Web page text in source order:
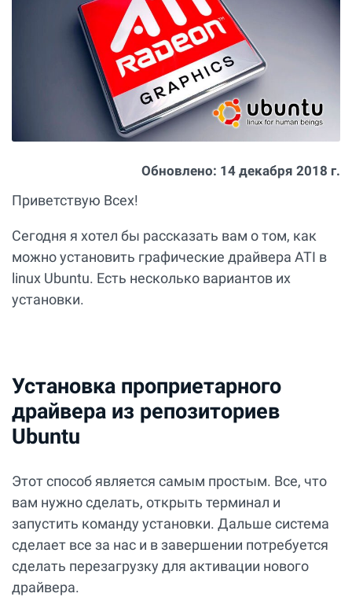
Обновлено: 14 декабря 2018 г.
Приветствую Всех!
Сегодня я хотел бы рассказать вам о том, как
можно установить графические драйвера ATI в
linux Ubuntu. Есть несколько вариантов их
установки.
Установка проприетарного
драйвера из репозиториев
Ubuntu
Этот способ является самым простым. Все, что
вам нужно сделать, открыть терминал и
запустить команду установки. Дальше система
сделает все за нас и в завершении потребуется
сделать перезагрузку для активации нового
драйвера.